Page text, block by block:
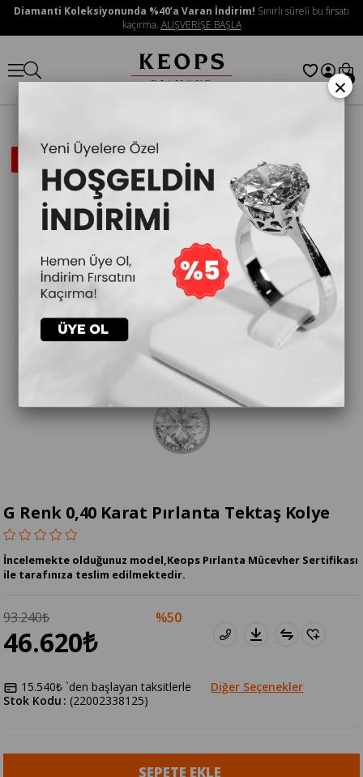
Diamanti Koleksiyonunda %40’a Varan İndirim! Sınırlı süreli bu fırsatı
kaçırma. ALIŞVERİŞE BAŞLA
0
İNDIRIMLI
G Renk 0,40 Karat Pırlanta Tektaş Kolye
İncelemekte olduğunuz model,Keops Pırlanta Mücevher Sertifikası
ile tarafınıza teslim edilmektedir.
93.240₺
46.620₺
50
15.540₺ `den başlayan taksitlerle
Diğer Seçenekler
(22002338125)
Stok Kodu
×